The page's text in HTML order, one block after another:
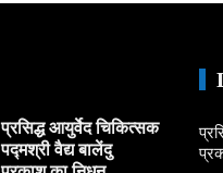
प्रसिद्ध आयुर्वेद चिकित्सक
पद्मश्री वैद्य बालेंदु